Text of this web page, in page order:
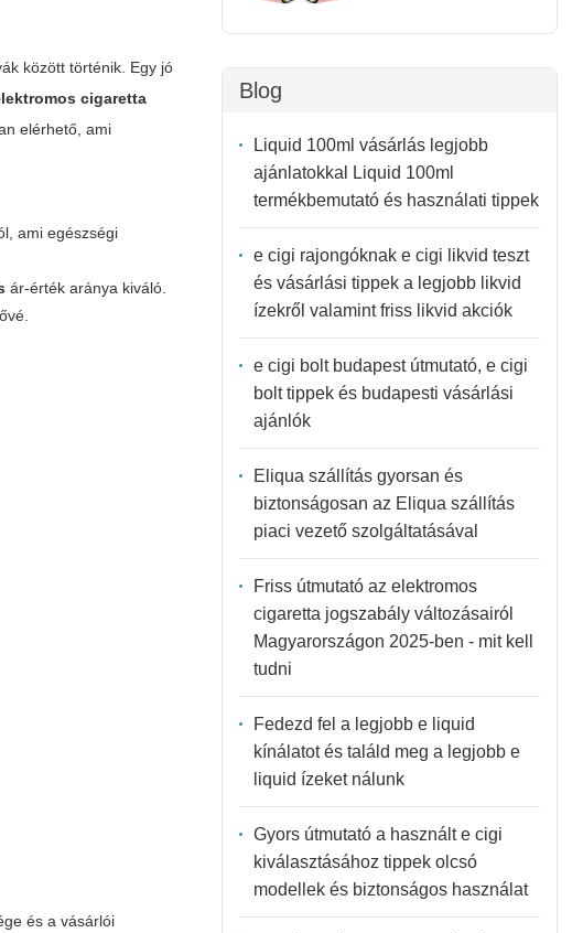
között történik. Egy jó
cigaretta
elérhető, ami
ami egészségi
ár-érték aránya kiváló.
és a vásárlói
Blog
Liquid 100ml vásárlás legjobb
ajánlatokkal Liquid 100ml
termékbemutató és használati tippek
e cigi rajongóknak e cigi likvid teszt
és vásárlási tippek a legjobb likvid
ízekről valamint friss likvid akciók
e cigi bolt budapest útmutató, e cigi
bolt tippek és budapesti vásárlási
ajánlók
Eliqua szállítás gyorsan és
biztonságosan az Eliqua szállítás
piaci vezető szolgáltatásával
Friss útmutató az elektromos
cigaretta jogszabály változásairól
Magyarországon 2025-ben - mit kell
tudni
Fedezd fel a legjobb e liquid
kínálatot és találd meg a legjobb e
liquid ízeket nálunk
Gyors útmutató a használt e cigi
kiválasztásához tippek olcsó
modellek és biztonságos használat